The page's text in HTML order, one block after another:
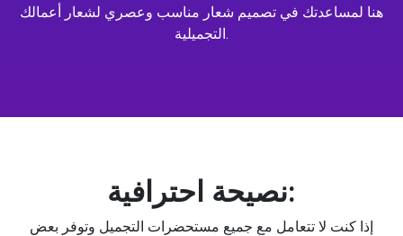
هنا لمساعدتك في تصميم شعار مناسب وعصري لشعار أعمالك
التجميلية.
نصيحة احترافية:
إذا كنت لا تتعامل مع جميع مستحضرات التجميل وتوفر بعض